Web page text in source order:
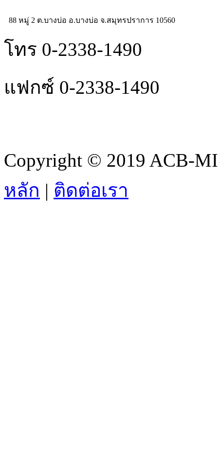
88 หมู่ 2 ต.บางบ่อ อ.บางบ่อ จ.สมุทรปราการ 10560
โทร 0-2338-1490
แฟกซ์ 0-2338-1490
Copyright © 2019 ACB-
หลัก | ติดต่อเรา